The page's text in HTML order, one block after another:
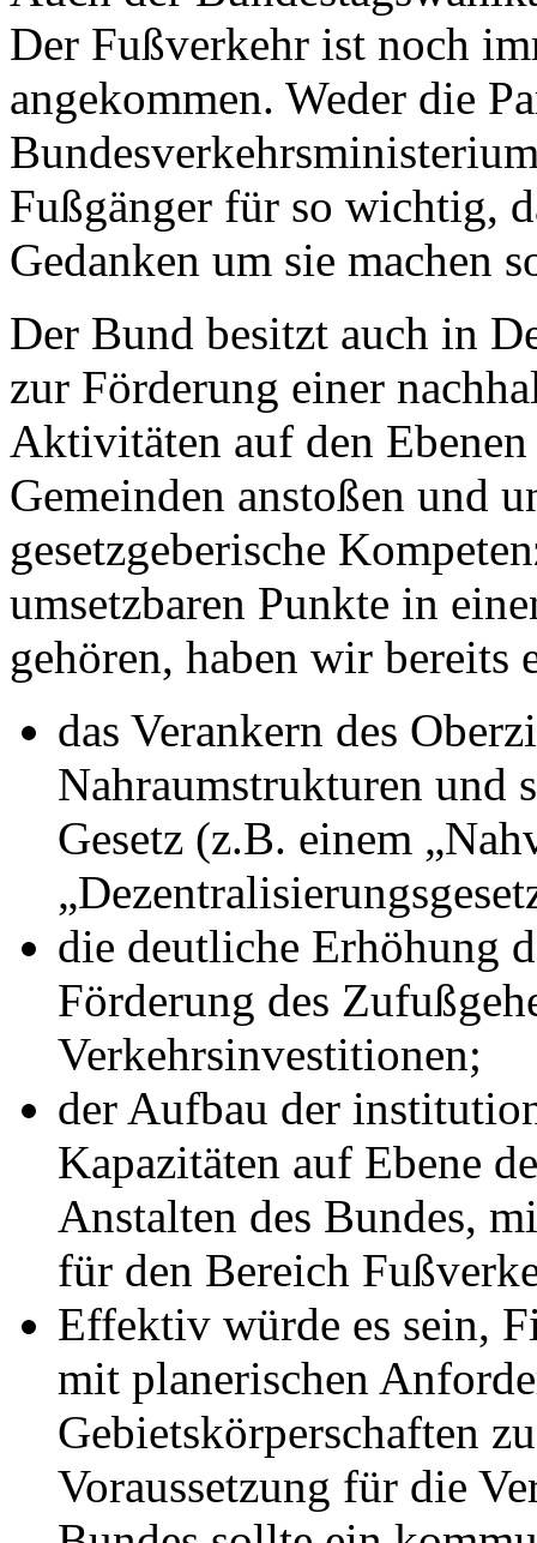
Der Fußverkehr ist noch
angekommen. Weder die
Fußgänger für so wichtig,
Gedanken um sie machen
Der Bund besitzt auch in
zur Förderung einer
Aktivitäten auf den
Gemeinden anstoßen und
gesetzgeberische
umsetzbaren Punkte in
gehören, haben wir bereits
das Verankern des
Nahraumstrukturen und
Gesetz (z.B. einem
die deutliche Erhöhung
Förderung des
Verkehrsinvestitionen;
der Aufbau der
Kapazitäten auf Ebene
Anstalten des Bundes,
für den Bereich
Effektiv würde es sein,
mit planerischen
Gebietskörperschaften
Voraussetzung für die